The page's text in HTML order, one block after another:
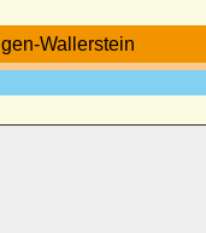
Wallerstein